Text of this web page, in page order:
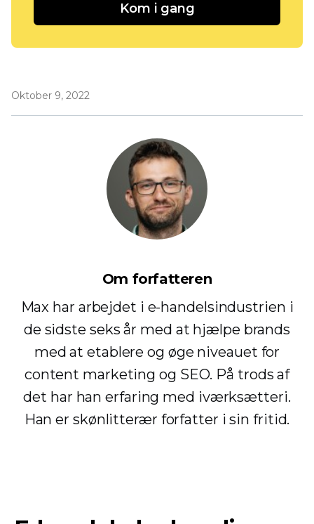
Kom i gang
Oktober 9, 2022
Om forfatteren
Max har arbejdet i e-handelsindustrien i
de sidste seks år med at hjælpe brands
med at etablere og øge niveauet for
content marketing og SEO. På trods af
det har han erfaring med iværksætteri.
Han er skønlitterær forfatter i sin fritid.